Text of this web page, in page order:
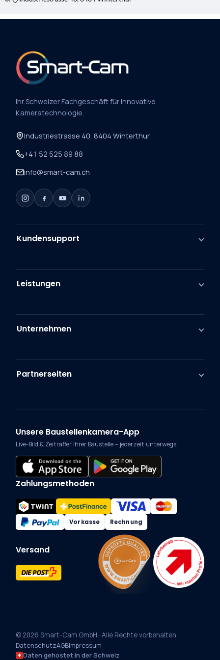
Ihr Schweizer Fachgeschäft für innovative
Kameratechnologie.
Industriestrasse 40, 8404 Winterthur
+41 52 525 89 88
info@smart-cam.ch
Kundensupport
Leistungen
Unternehmen
Partnerseiten
Unsere Baustellenkamera-App
Live-Bild & Zeitraffer Ihrer Baustelle – jederzeit unterwegs
Zahlungsmethoden
Vorkasse Rechnung
Versand
© 2026 Smart-Cam GmbH · Alle Rechte vorbehalten
DatenschutzAGBImpressum
Daten gehostet in der Schweiz